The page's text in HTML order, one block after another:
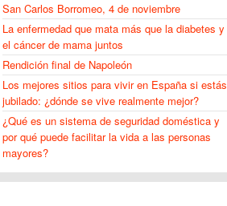
San Carlos Borromeo, 4 de noviembre
La enfermedad que mata más que la diabetes y
el cáncer de mama juntos
Rendición final de Napoleón
Los mejores sitios para vivir en España si estás
jubilado: ¿dónde se vive realmente mejor?
¿Qué es un sistema de seguridad doméstica y
por qué puede facilitar la vida a las personas
mayores?